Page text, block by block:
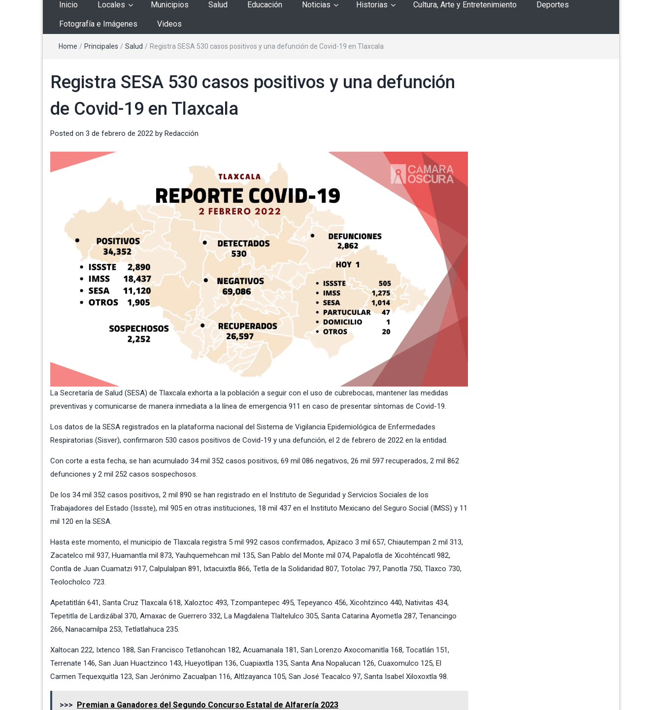
Inicio Locales Municipios Salud Educación Noticias Historias Cultura, Arte y Entretenimiento Deportes
Fotografía e Imágenes Videos
Home / Principales / Salud / Registra SESA 530 casos positivos y una defunción de Covid-19 en Tlaxcala
Registra SESA 530 casos positivos y una defunción
de Covid-19 en Tlaxcala
Posted on 3 de febrero de 2022 by Redacción
La Secretaría de Salud (SESA) de Tlaxcala exhorta a la población a seguir con el uso de cubrebocas, mantener las medidas
preventivas y comunicarse de manera inmediata a la línea de emergencia 911 en caso de presentar síntomas de Covid-19.
Los datos de la SESA registrados en la plataforma nacional del Sistema de Vigilancia Epidemiológica de Enfermedades
Respiratorias (Sisver), confirmaron 530 casos positivos de Covid-19 y una defunción, el 2 de febrero de 2022 en la entidad.
Con corte a esta fecha, se han acumulado 34 mil 352 casos positivos, 69 mil 086 negativos, 26 mil 597 recuperados, 2 mil 862
defunciones y 2 mil 252 casos sospechosos.
De los 34 mil 352 casos positivos, 2 mil 890 se han registrado en el Instituto de Seguridad y Servicios Sociales de los
Trabajadores del Estado (Issste), mil 905 en otras instituciones, 18 mil 437 en el Instituto Mexicano del Seguro Social (IMSS) y 11
mil 120 en la SESA.
Hasta este momento, el municipio de Tlaxcala registra 5 mil 992 casos confirmados, Apizaco 3 mil 657, Chiautempan 2 mil 313,
Zacatelco mil 937, Huamantla mil 873, Yauhquemehcan mil 135, San Pablo del Monte mil 074, Papalotla de Xicohténcatl 982,
Contla de Juan Cuamatzi 917, Calpulalpan 891, Ixtacuixtla 866, Tetla de la Solidaridad 807, Totolac 797, Panotla 750, Tlaxco 730,
Teolocholco 723.
Apetatitlán 641, Santa Cruz Tlaxcala 618, Xaloztoc 493, Tzompantepec 495, Tepeyanco 456, Xicohtzinco 440, Nativitas 434,
Tepetitla de Lardizábal 370, Amaxac de Guerrero 332, La Magdalena Tlaltelulco 305, Santa Catarina Ayometla 287, Tenancingo
266, Nanacamilpa 253, Tetlatlahuca 235.
Xaltocan 222, Ixtenco 188, San Francisco Tetlanohcan 182, Acuamanala 181, San Lorenzo Axocomanitla 168, Tocatlán 151,
Terrenate 146, San Juan Huactzinco 143, Hueyotlipan 136, Cuapiaxtla 135, Santa Ana Nopalucan 126, Cuaxomulco 125, El
Carmen Tequexquitla 123, San Jerónimo Zacualpan 116, Altlzayanca 105, San José Teacalco 97, Santa Isabel Xiloxoxtla 98.
>>> Premian a Ganadores del Segundo Concurso Estatal de Alfarería 2023